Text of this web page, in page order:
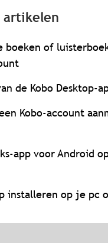
artikelen
boeken of
de Kobo Desktop-
Kobo-account
app voor Android
installeren op je pc